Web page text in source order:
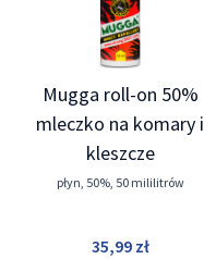
Mugga roll-on 50%
mleczko na komary i
kleszcze
płyn, 50%, 50 mililitrów
35,99 zł